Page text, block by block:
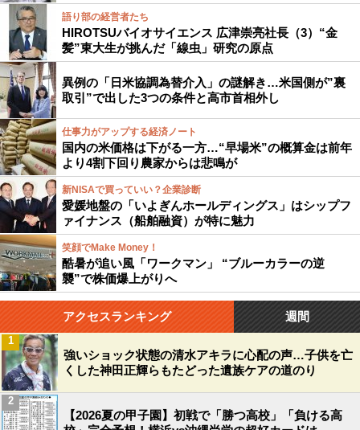
語り部の経営者たち
HIROTSUバイオサイエンス 広津崇亮社長（3）“金
髪”東大生が挑んだ「線虫」研究の原点
異例の「日米協調為替介入」の謎解き…米国側が”裏
取引”で出した3つの条件と高市首相外し
仕事力がアップする経済ノート
国内の米価格は下がる一方…“早場米”の概算金は前年
より4割下回り農家からは悲鳴が
新NISAで買っていい？企業診断
愛媛地盤の「いよぎんホールディングス」はシップフ
ァイナンス（船舶融資）が特に魅力
笑顔でMake Money！
酷暑が追い風「ワークマン」 “ブルーカラーの逆
襲”で株価爆上がりへ
アクセスランキング 週間
強いショック状態の清水アキラに心配の声…子供を亡
くした神田正輝らもたどった遺族ケアの道のり
1
【2026夏の甲子園】初戦で「勝つ高校」「負ける高
2